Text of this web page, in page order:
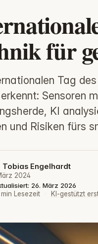
für
Tag
Sensoren
KI
und Risiken fürs
Tobias Engelhardt
2024
26. März 2026
Lesezeit · KI-gestützt